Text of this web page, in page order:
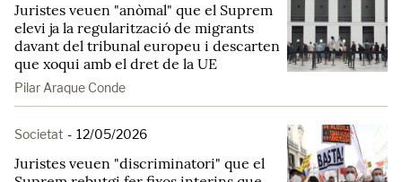
Juristes veuen "anòmal" que el Suprem
elevi ja la regularització de migrants
davant del tribunal europeu i descarten
que xoqui amb el dret de la UE
Pilar Araque Conde
Societat - 12/05/2026
Juristes veuen "discriminatori" que el